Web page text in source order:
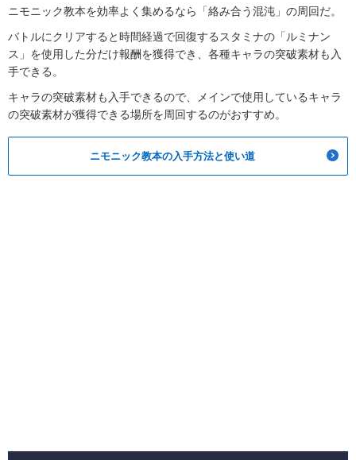
ニモニック教本を効率よく集めるなら「絡み合う混沌」の周回だ。
バトルにクリアすると時間経過で回復するスタミナの「ルミナン
ス」を使用した分だけ報酬を獲得でき、各種キャラの突破素材も入
手できる。
キャラの突破素材も入手できるので、メインで使用しているキャラ
の突破素材が獲得できる場所を周回するのがおすすめ。
ニモニック教本の入手方法と使い道